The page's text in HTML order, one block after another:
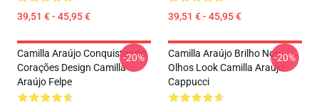
39,51 € - 45,95 € 39,51 € - 45,95 €
Camilla Araújo Conquistando
Corações Design Camilla
Araújo Felpe
-20%
Camilla Araújo Brilho Nos
Olhos Look Camilla Araújo
Cappucci
-20%